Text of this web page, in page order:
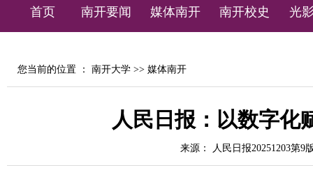
首页 南开要闻 媒体南开 南开校史 光
您当前的位置 ： 南开大学 >> 媒体南开
人民日报：以数字化
来源： 人民日报20251203第9